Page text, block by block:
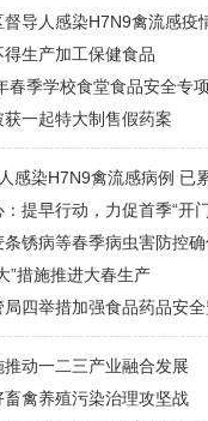
导人感染H7N9禽流感疫
生产加工保健食品
春季学校食堂食品安全专
一起特大制售假药案
感染H7N9禽流感病例 已
提早行动，力促首季“开
锈病等春季病虫害防控
”措施推进大春生产
四举措加强食品药品安
动一二三产业融合发展
禽养殖污染治理攻坚战